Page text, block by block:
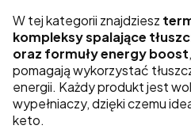
W tej kategorii znajdziesz
kompleksy spalające
oraz formuły energy boost
pomagają wykorzystać
energii. Każdy produkt jest
wypełniaczy, dzięki czemu
keto.